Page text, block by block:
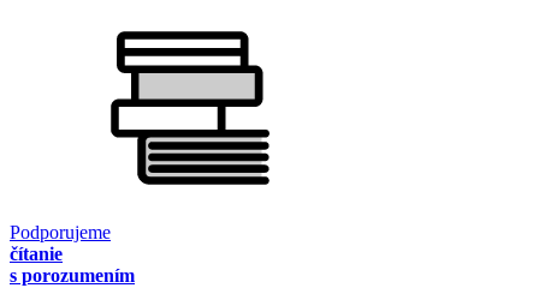
Podporujeme
čítanie
s porozumením